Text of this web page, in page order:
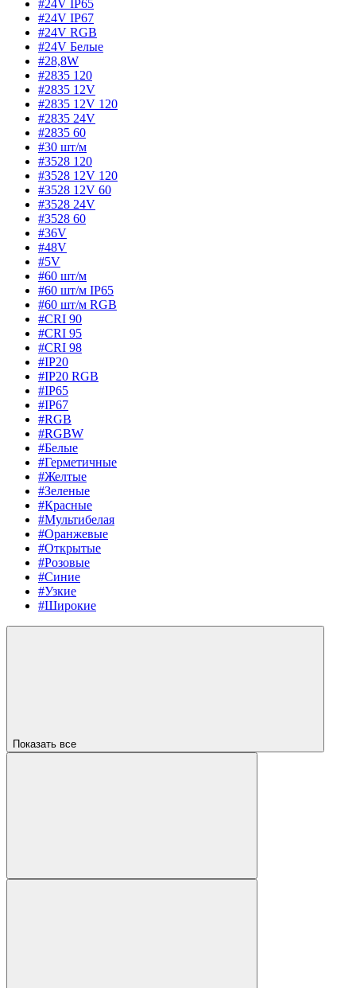
#24V IP65
#24V IP67
#24V RGB
#24V Белые
#28,8W
#2835 120
#2835 12V
#2835 12V 120
#2835 24V
#2835 60
#30 шт/м
#3528 120
#3528 12V 120
#3528 12V 60
#3528 24V
#3528 60
#36V
#48V
#5V
#60 шт/м
#60 шт/м IP65
#60 шт/м RGB
#CRI 90
#CRI 95
#CRI 98
#IP20
#IP20 RGB
#IP65
#IP67
#RGB
#RGBW
#Белые
#Герметичные
#Желтые
#Зеленые
#Красные
#Мультибелая
#Оранжевые
#Открытые
#Розовые
#Синие
#Узкие
#Широкие
Показать все